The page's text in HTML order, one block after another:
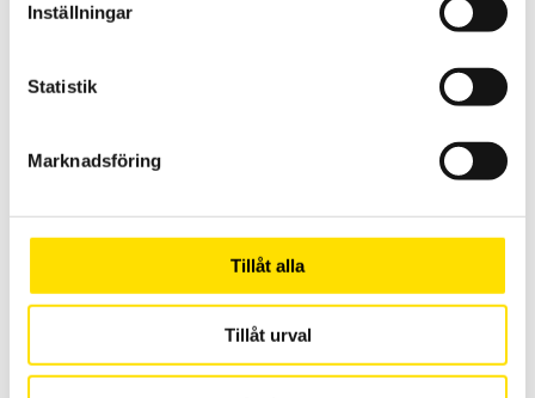
Inställningar
Statistik
Marknadsföring
Tillåt alla
Tillåt urval
Pesola Macro-Line fjädervåg är en smidig fjädervåg med hållfast
anodiserad aluminiumtub med hög upplösning. Finns i flertal olika
1,880.00KR–2,355.00KRPRISINTERVALL:
TILL
LÄS MER